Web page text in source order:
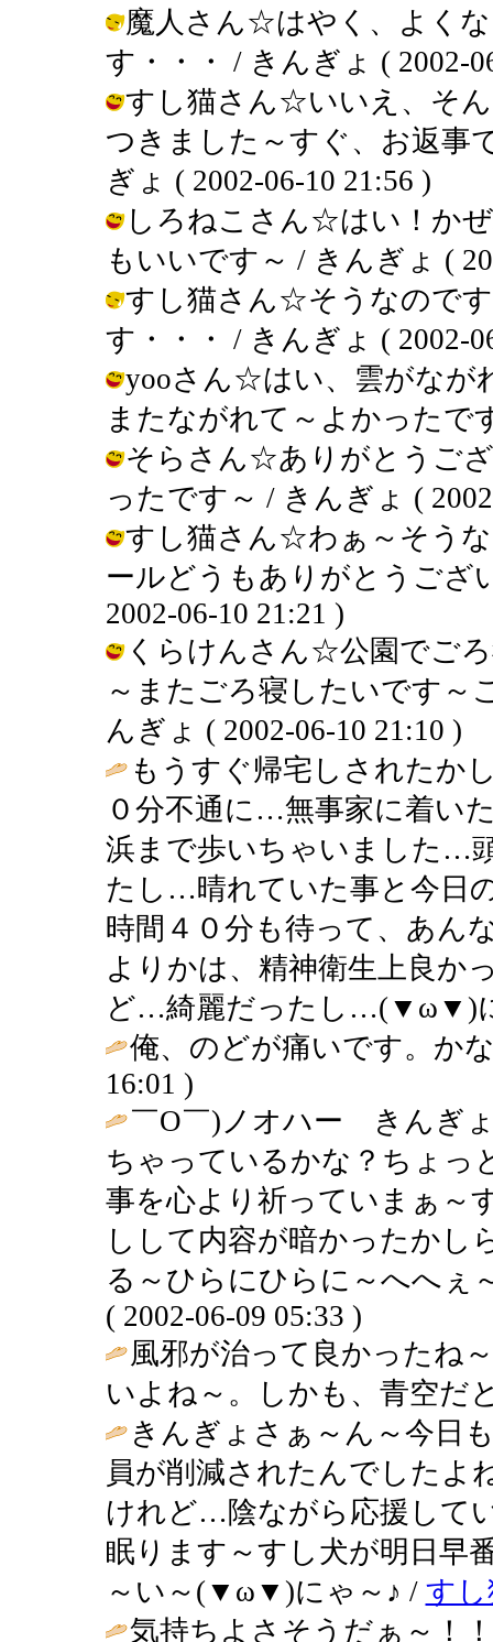
魔人さん☆はやく、よく
す・・・ / きんぎょ ( 2002-
すし猫さん☆いいえ、そ
つきました～すぐ、お返事
ぎょ ( 2002-06-10 21:56 )
しろねこさん☆はい！か
もいいです～ / きんぎょ (
すし猫さん☆そうなので
す・・・ / きんぎょ ( 2002-
yooさん☆はい、雲がなが
またながれて～よかったで
そらさん☆ありがとうご
ったです～ / きんぎょ (
すし猫さん☆わぁ～そう
ールどうもありがとうござ
2002-06-10 21:21 )
くらけんさん☆公園でご
～またごろ寝したいです～
んぎょ ( 2002-06-10 21:10 )
もうすぐ帰宅しされたか
０分不通に…無事家に着い
浜まで歩いちゃいました…
たし…晴れていた事と今日
時間４０分も待って、あん
よりかは、精神衛生上良か
ど…綺麗だったし…(▼ω▼)
俺、のどが痛いです。か
16:01 )
￣O￣)ノオハー きんぎ
ちゃっているかな？ちょ
事を心より祈っていまぁ～
しして内容が暗かったかし
る～ひらにひらに～へへ
( 2002-06-09 05:33 )
風邪が治って良かったね
いよね～。しかも、青空だ
きんぎょさぁ～ん～今日
員が削減されたんでしたよ
けれど…陰ながら応援して
眠ります～すし犬が明日
～い～(▼ω▼)にゃ～♪ / すし
気持ちよさそうだぁ～！